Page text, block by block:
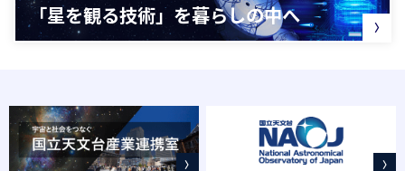
「星を観る技術」を暮らしの中へ